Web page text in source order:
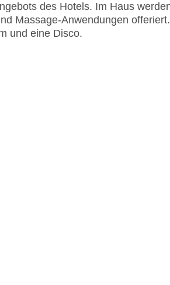
des Hotels. Im Haus
Massage-Anwendungen
und eine Disco.